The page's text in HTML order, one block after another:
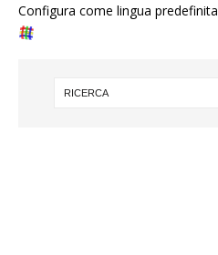
Configura come lingua predefinita